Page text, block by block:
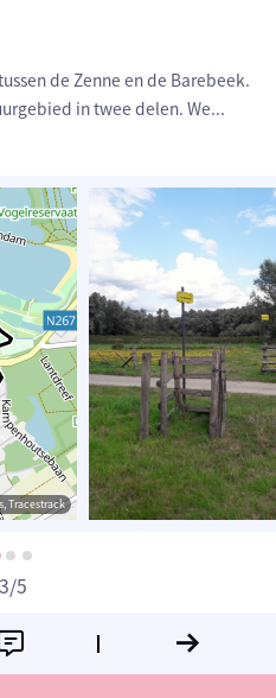
de Zenne en de Barebeek.
in twee delen. We...
Tracestrack
3/5